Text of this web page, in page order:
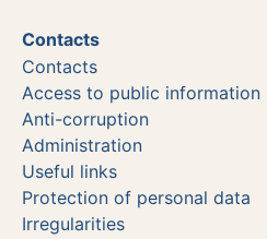
Contacts
Contacts
Access to public information
Anti-corruption
Administration
Useful links
Protection of personal data
Irregularities